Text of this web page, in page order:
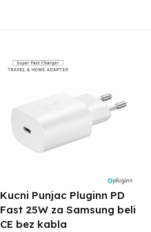
Kucni Punjac Pluginn PD
Fast 25W za Samsung beli
CE bez kabla